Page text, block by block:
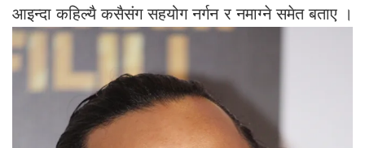
आइन्दा कहिल्यै कसैसंग सहयोग नर्गन र नमाग्ने समेत बताए ।